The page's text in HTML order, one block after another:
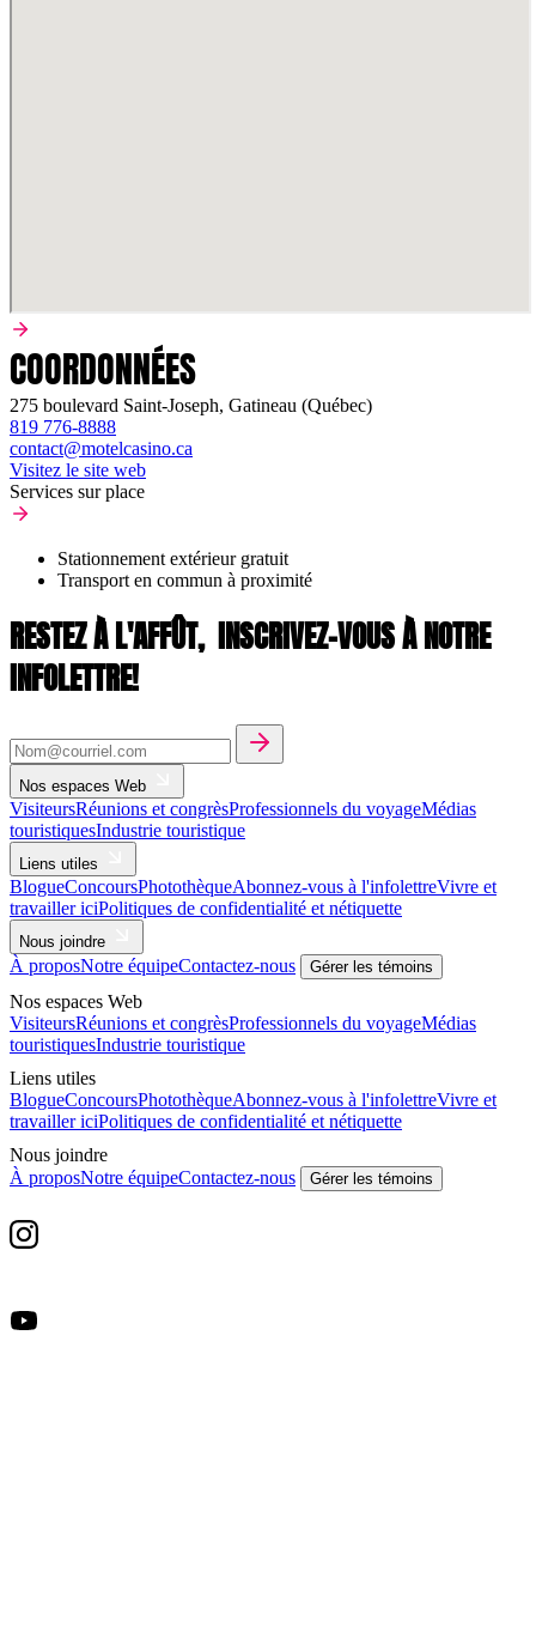
COORDONNÉES
275 boulevard Saint-Joseph, Gatineau (Québec)
819 776-8888
contact@motelcasino.ca
Visitez le site web
Services sur place
Stationnement extérieur gratuit
Transport en commun à proximité
RESTEZ À L'AFFÛT, INSCRIVEZ-VOUS À NOTRE
INFOLETTRE!
Nos espaces Web
VisiteursRéunions et congrèsProfessionnels du voyageMédias
touristiquesIndustrie touristique
Liens utiles
BlogueConcoursPhotothèqueAbonnez-vous à l'infolettreVivre et
travailler iciPolitiques de confidentialité et nétiquette
Nous joindre
À proposNotre équipeContactez-nous Gérer les témoins
Nos espaces Web
VisiteursRéunions et congrèsProfessionnels du voyageMédias
touristiquesIndustrie touristique
Liens utiles
BlogueConcoursPhotothèqueAbonnez-vous à l'infolettreVivre et
travailler iciPolitiques de confidentialité et nétiquette
Nous joindre
À proposNotre équipeContactez-nous Gérer les témoins